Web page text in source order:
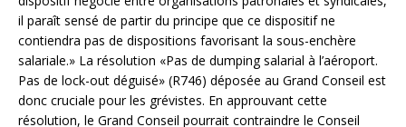
il paraît sensé de partir du principe que ce dispositif ne
contiendra pas de dispositions favorisant la sous-enchère
salariale.» La résolution «Pas de dumping salarial à l’aéroport.
Pas de lock-out déguisé» (R746) déposée au Grand Conseil est
donc cruciale pour les grévistes. En approuvant cette
résolution, le Grand Conseil pourrait contraindre le Conseil